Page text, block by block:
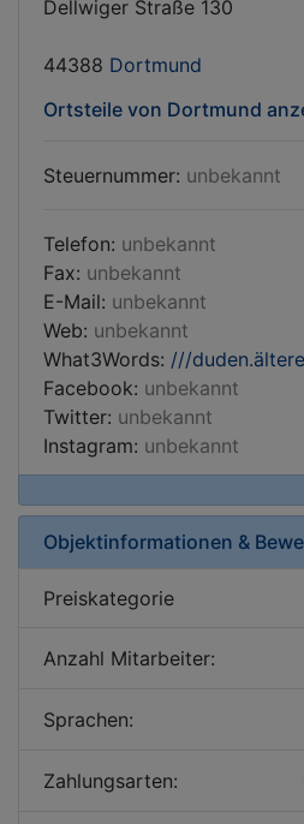
Dellwiger Straße 130
44388 Dortmund
Ortsteile von Dortmund
Steuernummer: unbekannt
Telefon: unbekannt
Fax: unbekannt
E-Mail: unbekannt
Web: unbekannt
What3Words: ///
Facebook: unbekannt
Twitter: unbekannt
Instagram: unbekannt
Objektinformationen &
Preiskategorie
Anzahl Mitarbeiter:
Sprachen:
Zahlungsarten: